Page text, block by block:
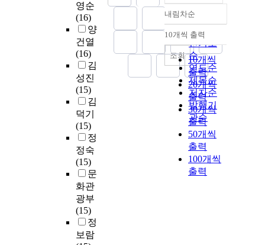
영순
(16)
양
건열
(16)
김
성진
(15)
김
덕기
(15)
정
정숙
(15)
문
화관
광부
(15)
정
보람
정확도
순
인기도
순
연도순
제목순
저자순
발행기
관순
내림차순
내림차순
10개씩 출력
10개씩
출력
20개씩
출력
30개씩
출력
50개씩
출력
100개씩
출력
조회